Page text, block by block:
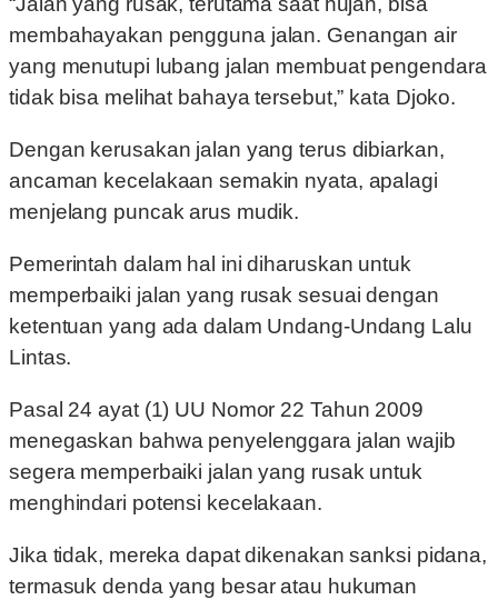
membahayakan pengguna jalan. Genangan air
yang menutupi lubang jalan membuat pengendara
tidak bisa melihat bahaya tersebut,” kata Djoko.
Dengan kerusakan jalan yang terus dibiarkan,
ancaman kecelakaan semakin nyata, apalagi
menjelang puncak arus mudik.
Pemerintah dalam hal ini diharuskan untuk
memperbaiki jalan yang rusak sesuai dengan
ketentuan yang ada dalam Undang-Undang Lalu
Lintas.
Pasal 24 ayat (1) UU Nomor 22 Tahun 2009
menegaskan bahwa penyelenggara jalan wajib
segera memperbaiki jalan yang rusak untuk
menghindari potensi kecelakaan.
Jika tidak, mereka dapat dikenakan sanksi pidana,
termasuk denda yang besar atau hukuman